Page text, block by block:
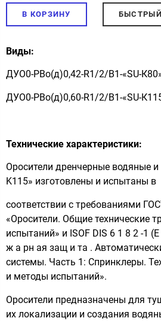
В КОРЗИНУ
Виды:
ДУО0-РВо(д)0,42-R1/2/В1-«SU-
ДУО0-РВо(д)0,60-R1/2/В1-«SU-
Технические характеристики:
Оросители дренчерные водяные и
K115» изготовлены и испытаны в
соответствии с требованиями
«Оросители. Общие технические
испытаний» и ISOF DIS 6 1 8 2 -1
ж а рн ая защ и та .
системы. Часть 1: Спринклеры.
и методы испытаний».
Оросители предназначены для
их локализации и создания